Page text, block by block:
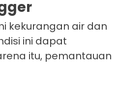
kekurangan air dan
ini dapat
itu, pemantauan